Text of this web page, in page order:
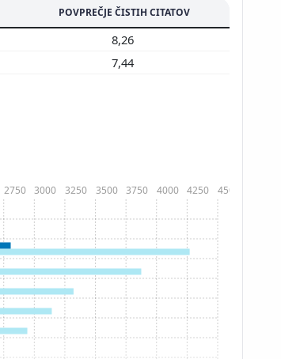
POVPREČJE ČISTIH CITATOV
8,26
7,44
2750 3000 3250 3500 3750 4000 4250 4500